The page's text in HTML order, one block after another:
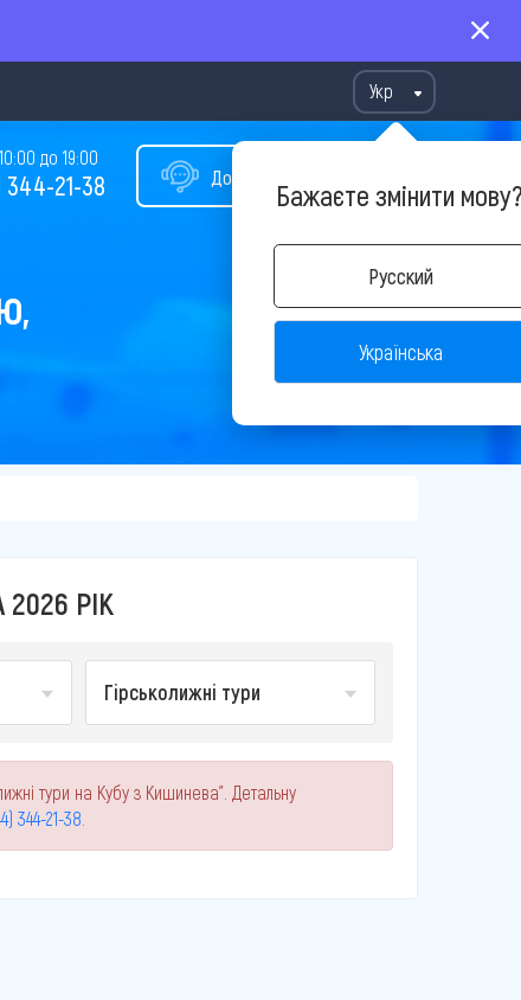
Укр
Бажаєте змінити
Русский
Українська
Допомога у виборі туру
до 19:00
21-38
РІК
Гірськолижні тури
тури на Кубу з Кишинева". Детальну
344-21-38